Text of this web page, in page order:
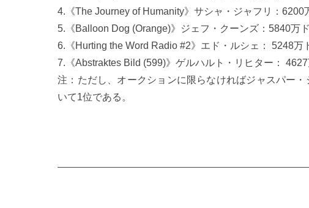
4.《The Journey of Humanity》サシャ・ジャフリ：
5.《Balloon Dog (Orange)》ジェフ・クーンズ：5840万
6.《Hurting the Word Radio #2》エド・ルシェ： 5248万
7.《Abstraktes Bild (599)》ゲルハルト・リヒター： 4627
注：ただし、オークションに限らなければジャスパー
いて1位である。